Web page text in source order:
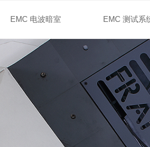
EMC 电波暗室 EMC 测试系